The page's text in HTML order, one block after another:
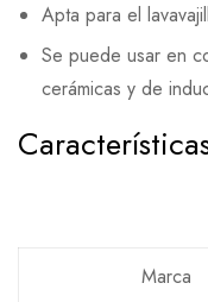
Apta para el
Se puede usar en
cerámicas y de
Marca